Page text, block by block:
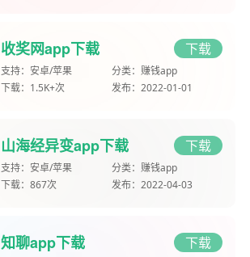
收奖网app下载 下载
支持： 安卓/苹果 分类： 赚钱app
下载： 1.5K+次 发布： 2022-01-01
山海经异变app下载 下载
支持： 安卓/苹果 分类： 赚钱app
下载： 867次 发布： 2022-04-03
知聊app下载 下载